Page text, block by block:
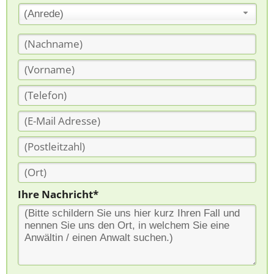
(Anrede)
Ihre Nachricht*